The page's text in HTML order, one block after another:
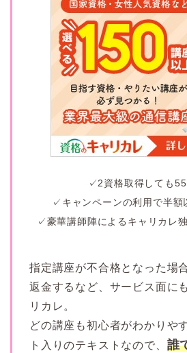
✓2資格取得しても
✓キャンペーンの利用で半額
✓豪華講師陣によるキャリカレ
指定講座が不合格となった場
返金するなど、サービス面に
リカレ。
どの講座も初心者がわかりや
ト入りのテキストなので、 誰